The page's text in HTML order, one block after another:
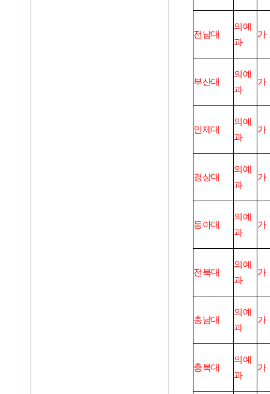
전남대
의예
과
가
부산대
의예
과
가
인제대
의예
과
가
경상대
의예
과
가
동아대
의예
과
가
전북대
의예
과
가
충남대
의예
과
가
충북대
의예
과
가